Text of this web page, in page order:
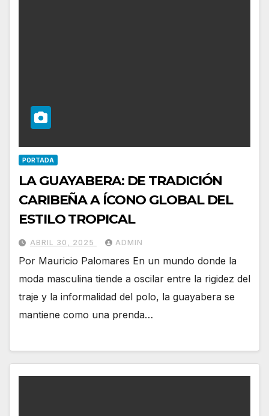
PORTADA
LA GUAYABERA: DE TRADICIÓN
CARIBEÑA A ÍCONO GLOBAL DEL
ESTILO TROPICAL
ABRIL 30, 2025 ADMIN
Por Mauricio Palomares En un mundo donde la
moda masculina tiende a oscilar entre la rigidez del
traje y la informalidad del polo, la guayabera se
mantiene como una prenda…